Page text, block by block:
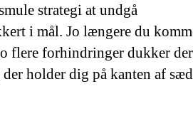
strategi at undgå
i mål. Jo længere du
flere forhindringer dukker
holder dig på kanten af